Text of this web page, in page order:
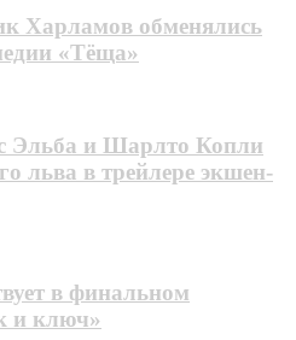
Xapлaмoв обменялись
«Tёщa»
Эльба и Шарлто Копли
льва в трейлере экшен-
в финальном
и ключ»